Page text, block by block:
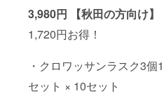
3,980円 【秋田の方向け】
1,720円お得！
・クロワッサンラスク3個1
セット × 10セット